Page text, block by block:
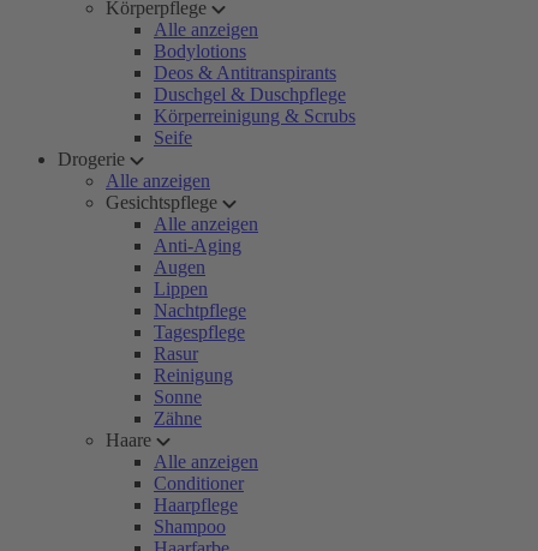
Körperpflege
Alle anzeigen
Bodylotions
Deos & Antitranspirants
Duschgel & Duschpflege
Körperreinigung & Scrubs
Seife
Drogerie
Alle anzeigen
Gesichtspflege
Alle anzeigen
Anti-Aging
Augen
Lippen
Nachtpflege
Tagespflege
Rasur
Reinigung
Sonne
Zähne
Haare
Alle anzeigen
Conditioner
Haarpflege
Shampoo